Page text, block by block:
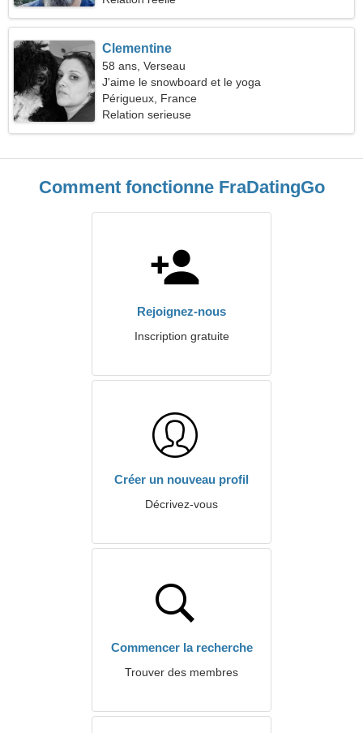
Clementine
58 ans, Verseau
J'aime le snowboard et le yoga
Périgueux, France
Relation serieuse
Comment fonctionne FraDatingGo
Rejoignez-nous
Inscription gratuite
Créer un nouveau profil
Décrivez-vous
Commencer la recherche
Trouver des membres